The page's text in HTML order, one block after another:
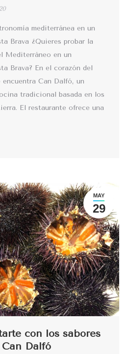
mediterránea en un
Brava ¿Quieres probar la
Mediterráneo en un
Brava? En el corazón del
Can Dalfó, un
tradicional basada en los
El restaurante ofrece una
MAY
29
con los sabores
Dalfó